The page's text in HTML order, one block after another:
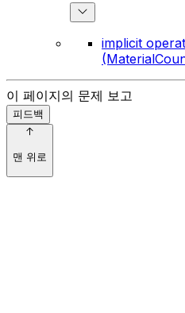
implicit
이 페이지의 문제 보고
피드백
맨 위로